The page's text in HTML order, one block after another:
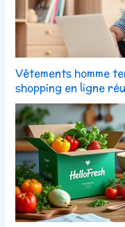
Vêtements homme
shopping en ligne